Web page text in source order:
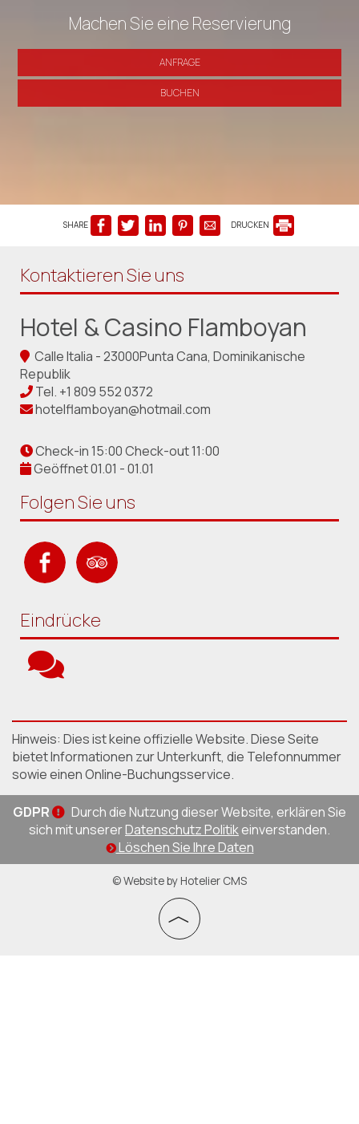
Machen Sie eine Reservierung
ANFRAGE
BUCHEN
SHARE DRUCKEN
Kontaktieren Sie uns
Hotel & Casino Flamboyan
Calle Italia - 23000Punta Cana, Dominikanische
Republik
Tel. +1 809 552 0372
hotelflamboyan@hotmail.com
Check-in 15:00 Check-out 11:00
Geöffnet 01.01 - 01.01
Folgen Sie uns
Eindrücke
Hinweis: Dies ist keine offizielle Website. Diese Seite
bietet Informationen zur Unterkunft, die Telefonnummer
sowie einen Online-Buchungsservice.
GDPR
Durch die Nutzung dieser Website, erklären Sie
sich mit unsererDatenschutz Politikeinverstanden.
Löschen Sie Ihre Daten
© Website by Hotelier CMS
︿